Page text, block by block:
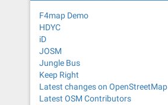
F4map Demo
HDYC
iD
JOSM
Jungle Bus
Keep Right
Latest changes on OpenStreetMap
Latest OSM Contributors